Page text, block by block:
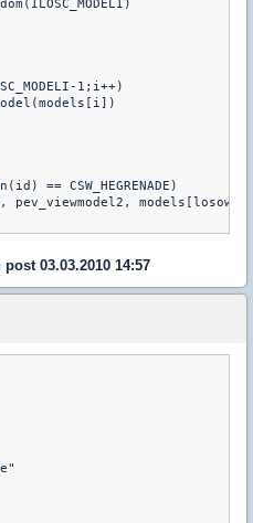
post 03.03.2010 14:57